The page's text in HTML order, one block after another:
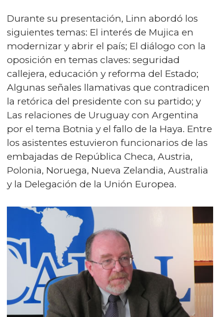
Durante su presentación, Linn abordó los
siguientes temas: El interés de Mujica en
modernizar y abrir el país; El diálogo con la
oposición en temas claves: seguridad
callejera, educación y reforma del Estado;
Algunas señales llamativas que contradicen
la retórica del presidente con su partido; y
Las relaciones de Uruguay con Argentina
por el tema Botnia y el fallo de la Haya. Entre
los asistentes estuvieron funcionarios de las
embajadas de República Checa, Austria,
Polonia, Noruega, Nueva Zelandia, Australia
y la Delegación de la Unión Europea.